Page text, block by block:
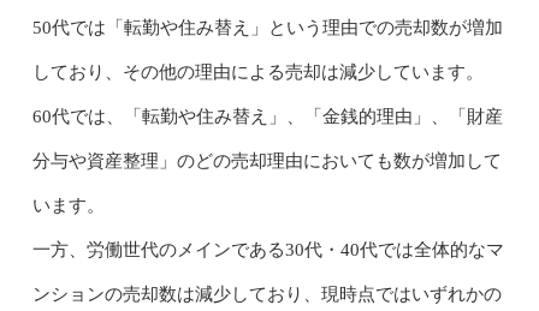
50代では「転勤や住み替え」という理由での売却数が増加
しており、その他の理由による売却は減少しています。
60代では、「転勤や住み替え」、「金銭的理由」、「財産
分与や資産整理」のどの売却理由においても数が増加して
います。
一方、労働世代のメインである30代・40代では全体的なマ
ンションの売却数は減少しており、現時点ではいずれかの